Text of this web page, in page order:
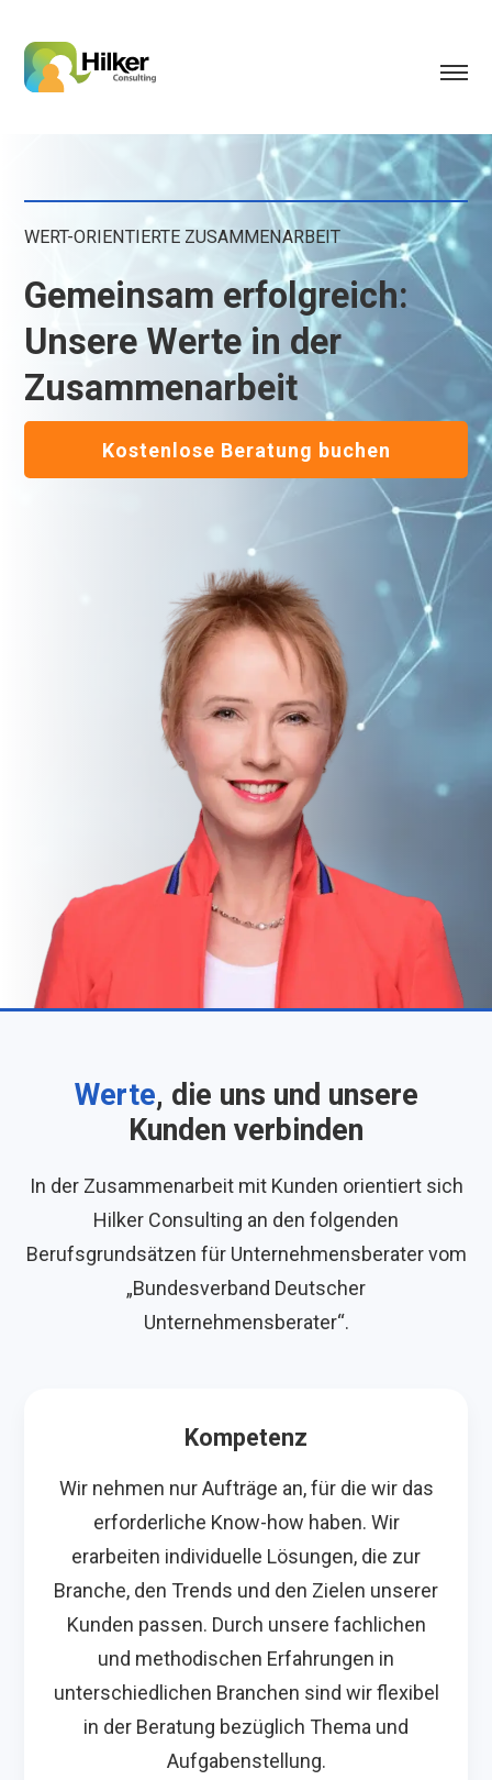
WERT-ORIENTIERTE ZUSAMMENARBEIT
Gemeinsam erfolgreich:
Unsere Werte in der
Zusammenarbeit
Kostenlose Beratung buchen
Werte, die uns und unsere
Kunden verbinden
In der Zusammenarbeit mit Kunden orientiert sich
Hilker Consulting an den folgenden
Berufsgrundsätzen für Unternehmensberater vom
„Bundesverband Deutscher
Unternehmensberater“.
Kompetenz
Wir nehmen nur Aufträge an, für die wir das
erforderliche Know-how haben. Wir
erarbeiten individuelle Lösungen, die zur
Branche, den Trends und den Zielen unserer
Kunden passen. Durch unsere fachlichen
und methodischen Erfahrungen in
unterschiedlichen Branchen sind wir flexibel
in der Beratung bezüglich Thema und
Aufgabenstellung.